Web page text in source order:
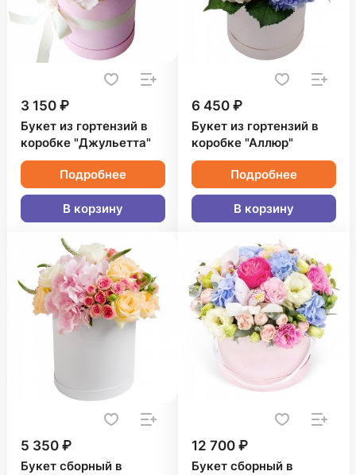
3 150 ₽
Букет из гортензий в
коробке "Джульетта"
Подробнее
В корзину
6 450 ₽
Букет из гортензий в
коробке "Аллюр"
Подробнее
В корзину
5 350 ₽
Букет сборный в
12 700 ₽
Букет сборный в